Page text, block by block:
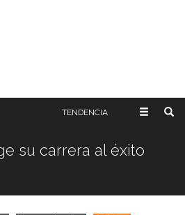
TENDENCIA
su carrera al éxito